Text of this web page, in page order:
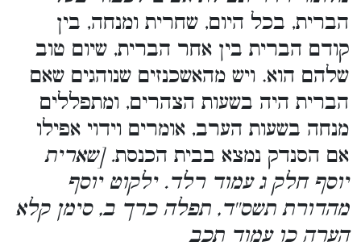
הברית, בכל היום, שחרית ומנחה, בין
קודם הברית בין אחר הברית, שיום טוב
שלהם הוא. ויש מהאשכנזים שנוהגים שאם
הברית היה בשעות הצהרים, ומתפללים
מנחה בשעות הערב, אומרים וידוי אפילו
אם הסנדק נמצא בבית הכנסת. [שארית
יוסף חלק ג עמוד רלד. ילקוט יוסף
מהדורת תשס''ד, תפלה כרך ב, סימן קלא
הערה כו עמוד תכב